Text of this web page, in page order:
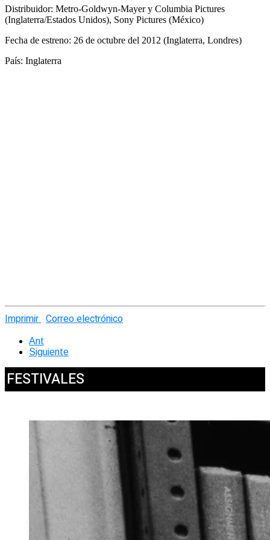
Distribuidor: Metro-Goldwyn-Mayer y Columbia Pictures
(Inglaterra/Estados Unidos), Sony Pictures (México)
Fecha de estreno: 26 de octubre del 2012 (Inglaterra, Londres)
País: Inglaterra
Imprimir Correo electrónico
Ant
Siguiente
FESTIVALES